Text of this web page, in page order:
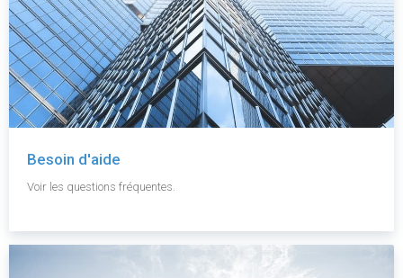
Besoin d'aide
Voir les questions fréquentes.